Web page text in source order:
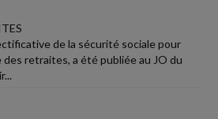
de la sécurité sociale pour
retraites, a été publiée au JO du